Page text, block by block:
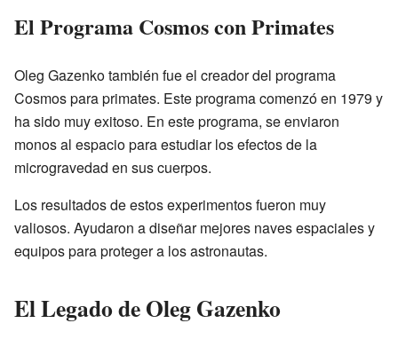
El Programa Cosmos con Primates
Oleg Gazenko también fue el creador del programa
Cosmos para primates. Este programa comenzó en 1979 y
ha sido muy exitoso. En este programa, se enviaron
monos al espacio para estudiar los efectos de la
microgravedad en sus cuerpos.
Los resultados de estos experimentos fueron muy
valiosos. Ayudaron a diseñar mejores naves espaciales y
equipos para proteger a los astronautas.
El Legado de Oleg Gazenko